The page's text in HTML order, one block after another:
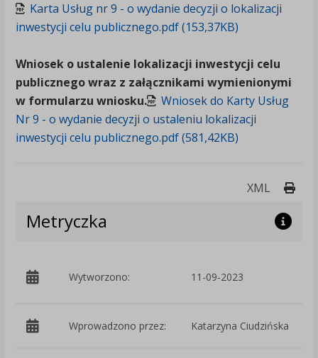
Karta Usług nr 9 - o wydanie decyzji o lokalizacji
inwestycji celu publicznego.pdf (153,37KB)
Wniosek o ustalenie lokalizacji inwestycji celu
publicznego wraz z załącznikami wymienionymi
w formularzu wniosku.
Wniosek do Karty Usług
Nr 9 - o wydanie decyzji o ustaleniu lokalizacji
inwestycji celu publicznego.pdf (581,42KB)
XML
Metryczka
Wytworzono: 11-09-2023
Wprowadzono przez: Katarzyna Ciudzińska